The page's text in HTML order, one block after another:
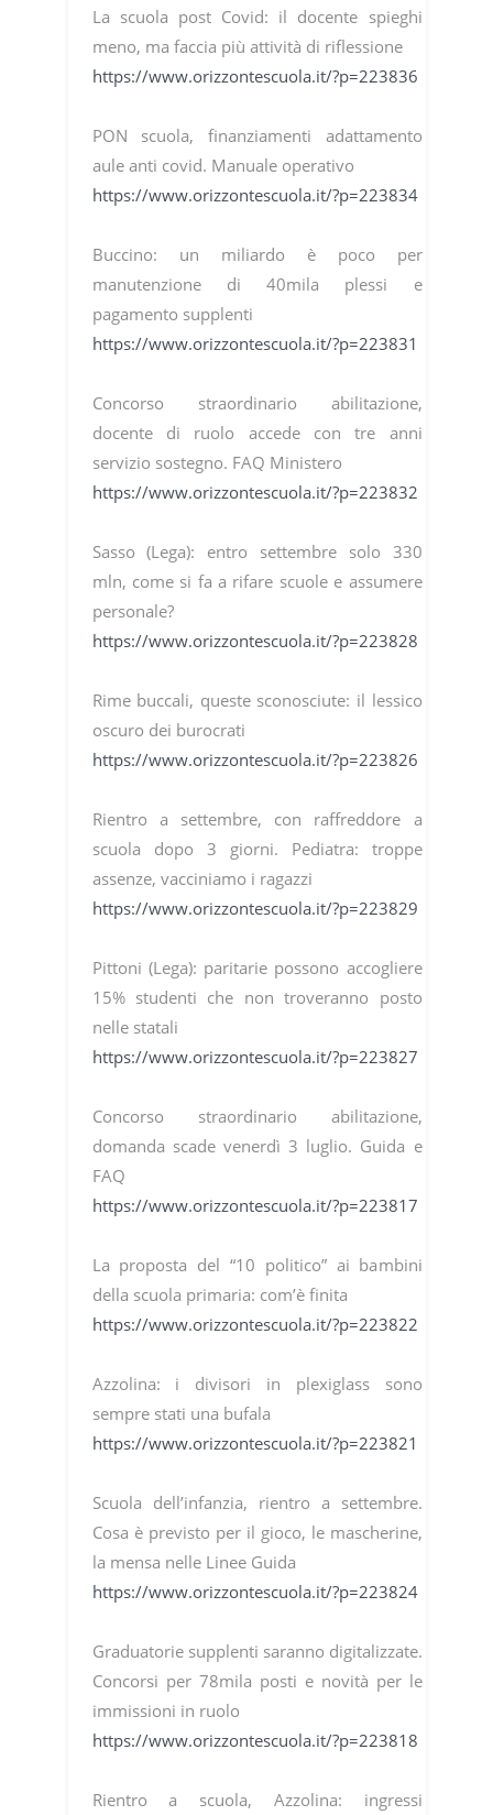
La scuola post Covid: il docente spieghi
meno, ma faccia più attività di riflessione
https://www.orizzontescuola.it/?p=223836
PON scuola, finanziamenti adattamento
aule anti covid. Manuale operativo
https://www.orizzontescuola.it/?p=223834
Buccino: un miliardo è poco per
manutenzione di 40mila plessi e
pagamento supplenti
https://www.orizzontescuola.it/?p=223831
Concorso straordinario abilitazione,
docente di ruolo accede con tre anni
servizio sostegno. FAQ Ministero
https://www.orizzontescuola.it/?p=223832
Sasso (Lega): entro settembre solo 330
mln, come si fa a rifare scuole e assumere
personale?
https://www.orizzontescuola.it/?p=223828
Rime buccali, queste sconosciute: il lessico
oscuro dei burocrati
https://www.orizzontescuola.it/?p=223826
Rientro a settembre, con raffreddore a
scuola dopo 3 giorni. Pediatra: troppe
assenze, vacciniamo i ragazzi
https://www.orizzontescuola.it/?p=223829
Pittoni (Lega): paritarie possono accogliere
15% studenti che non troveranno posto
nelle statali
https://www.orizzontescuola.it/?p=223827
Concorso straordinario abilitazione,
domanda scade venerdì 3 luglio. Guida e
FAQ
https://www.orizzontescuola.it/?p=223817
La proposta del “10 politico” ai bambini
della scuola primaria: com’è finita
https://www.orizzontescuola.it/?p=223822
Azzolina: i divisori in plexiglass sono
sempre stati una bufala
https://www.orizzontescuola.it/?p=223821
Scuola dell’infanzia, rientro a settembre.
Cosa è previsto per il gioco, le mascherine,
la mensa nelle Linee Guida
https://www.orizzontescuola.it/?p=223824
Graduatorie supplenti saranno digitalizzate.
Concorsi per 78mila posti e novità per le
immissioni in ruolo
https://www.orizzontescuola.it/?p=223818
Rientro a scuola, Azzolina: ingressi